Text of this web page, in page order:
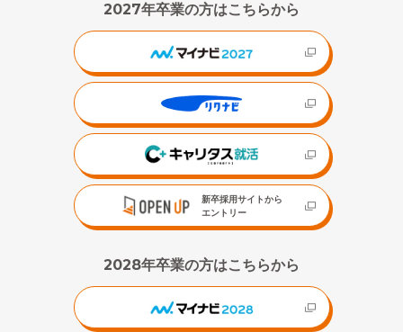
2027年卒業の方はこちらから
新卒採用サイトから
エントリー
2028年卒業の方はこちらから